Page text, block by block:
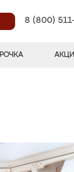
8 (800)